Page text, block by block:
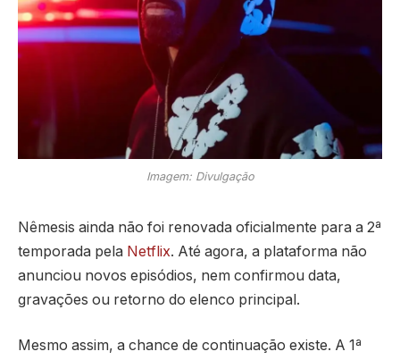
Imagem: Divulgação
Nêmesis ainda não foi renovada oficialmente para a 2ª
temporada pela Netflix. Até agora, a plataforma não
anunciou novos episódios, nem confirmou data,
gravações ou retorno do elenco principal.
Mesmo assim, a chance de continuação existe. A 1ª